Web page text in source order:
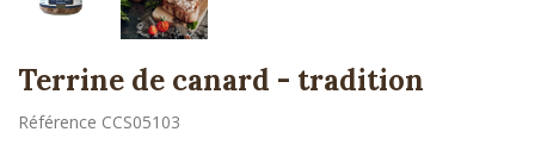
Terrine de canard - tradition
Référence CCS05103